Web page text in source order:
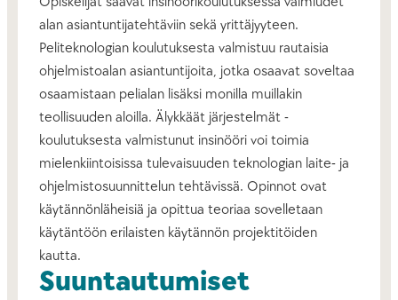
alan asiantuntijatehtäviin sekä yrittäjyyteen.
Peliteknologian koulutuksesta valmistuu rautaisia
ohjelmistoalan asiantuntijoita, jotka osaavat soveltaa
osaamistaan pelialan lisäksi monilla muillakin
teollisuuden aloilla. Älykkäät järjestelmät -
koulutuksesta valmistunut insinööri voi toimia
mielenkiintoisissa tulevaisuuden teknologian laite- ja
ohjelmistosuunnittelun tehtävissä. Opinnot ovat
käytännönläheisiä ja opittua teoriaa sovelletaan
käytäntöön erilaisten käytännön projektitöiden
kautta.
Suuntautumiset